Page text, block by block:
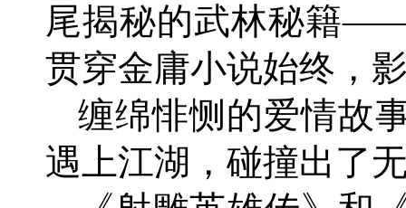
尾揭秘的武林秘籍
贯穿金庸小说始终，
缠绵悱恻的爱情故
遇上江湖，碰撞出了